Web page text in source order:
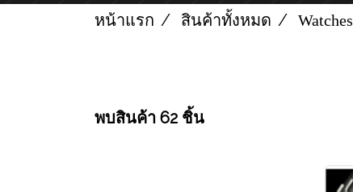
หน้าแรก สินค้าทั้งหมด Watches
พบสินค้า 62 ชิ้น